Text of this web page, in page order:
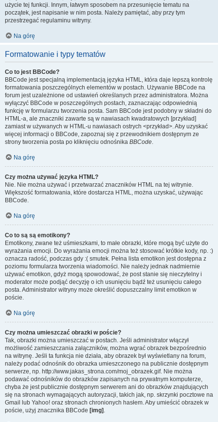
użycie tej funkcji. Innym, łatwym sposobem na przesunięcie tematu na
początek, jest napisanie w nim posta. Należy pamiętać, aby przy tym
przestrzegać regulaminu witryny.
Na górę
Formatowanie i typy tematów
Co to jest BBCode?
BBCode jest specjalną implementacją języka HTML, która daje lepszą kontrolę
formatowania poszczególnych elementów w postach. Używanie BBCode na
forum jest uzależnione od ustawień określanych przez administratora. Można
wyłączyć BBCode w poszczególnych postach, zaznaczając odpowiednią
funkcję w formularzu tworzenia posta. Sam BBCode jest podobny w składni do
HTML-a, ale znaczniki zawarte są w nawiasach kwadratowych [przykład]
zamiast w używanych w HTML-u nawiasach ostrych <przykład>. Aby uzyskać
więcej informacji o BBCode, zapoznaj się z przewodnikiem dostępnym ze
strony tworzenia posta po kliknięciu odnośnika BBCode.
Na górę
Czy można używać języka HTML?
Nie. Nie można używać i przetwarzać znaczników HTML na tej witrynie.
Większość formatowania, które dostarcza HTML, można uzyskać, używając
BBCode.
Na górę
Co to są są emotikony?
Emotikony, zwane też uśmieszkami, to małe obrazki, które mogą być użyte do
wyrażania emocji. Do wyrażania emocji można też stosować krótkie kody, np. :)
oznacza radość, podczas gdy :( smutek. Pełna lista emotikon jest dostępna z
poziomu formularza tworzenia wiadomości. Nie należy jednak nadmiernie
używać emotikon, gdyż mogą spowodować, że post stanie się nieczytelny i
moderator może podjąć decyzję o ich usunięciu bądź też usunięciu całego
posta. Administrator witryny może określić dopuszczalny limit emotikon w
poście.
Na górę
Czy można umieszczać obrazki w poście?
Tak, obrazki można umieszczać w postach. Jeśli administrator włączył
możliwość zamieszczania załączników, można wgrać obrazek bezpośrednio
na witrynę. Jeśli ta funkcja nie działa, aby obrazek był wyświetlany na forum,
należy podać odnośnik do obrazka umieszczonego na publicznie dostępnym
serwerze, np. http://www.jakas_strona.com/moj_obrazek.gif. Nie można
podawać odnośników do obrazków zapisanych na prywatnym komputerze,
chyba że jest publicznie dostępnym serwerem ani do obrazków znajdujących
się na stronach wymagających autoryzacji, takich jak, np. skrzynki pocztowe na
Gmail lub Yahoo! oraz stronach chronionych hasłem. Aby umieścić obrazek w
poście, użyj znacznika BBCode [img] .